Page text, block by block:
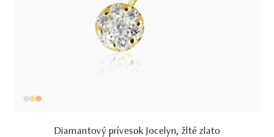
Diamantový prívesok Jocelyn, žlté zlato